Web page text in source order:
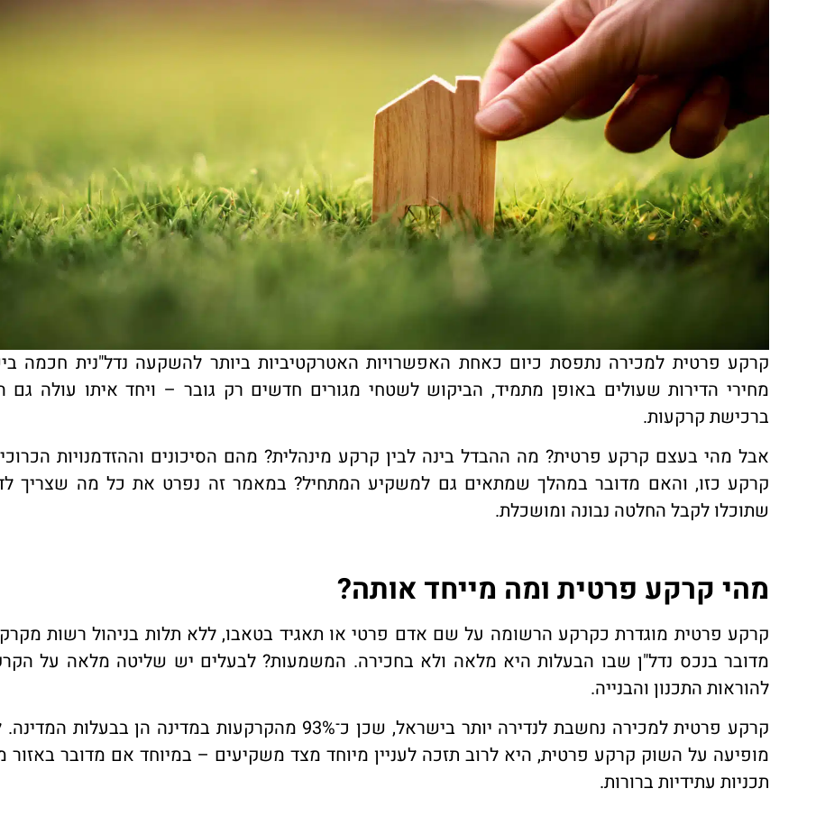
קרקע פרטית למכירה נתפסת כיום כאחת האפשרויות האטרקטיביות ביותר להשקעה נדל"נית חכמה
מחירי הדירות שעולים באופן מתמיד, הביקוש לשטחי מגורים חדשים רק גובר – ויחד איתו עולה גם
ברכישת קרקעות.
אבל מהי בעצם קרקע פרטית? מה ההבדל בינה לבין קרקע מינהלית? מהם הסיכונים וההזדמנויות
קרקע כזו, והאם מדובר במהלך שמתאים גם למשקיע המתחיל? במאמר זה נפרט את כל מה שצריך
שתוכלו לקבל החלטה נבונה ומושכלת.
מהי קרקע פרטית ומה מייחד אותה?
קרקע פרטית מוגדרת כקרקע הרשומה על שם אדם פרטי או תאגיד בטאבו, ללא תלות בניהול רשות
מדובר בנכס נדל"ן שבו הבעלות היא מלאה ולא בחכירה. המשמעות? לבעלים יש שליטה מלאה על
להוראות התכנון והבנייה.
קרקע פרטית למכירה נחשבת לנדירה יותר בישראל, שכן כ־93% מהקרקעות במדינה הן
מופיעה על השוק קרקע פרטית, היא לרוב תזכה לעניין מיוחד מצד משקיעים – במיוחד אם מדובר
תכניות עתידיות ברורות.